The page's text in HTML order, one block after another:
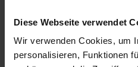
Diese Webseite verwendet
Wir verwenden Cookies, um
personalisieren, Funktionen
Karriere
Kontakt
News & Events